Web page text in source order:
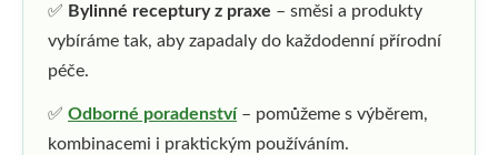
✅ Bylinné receptury z praxe – směsi a produkty
vybíráme tak, aby zapadaly do každodenní přírodní
péče.
✅ Odborné poradenství– pomůžeme s výběrem,
kombinacemi i praktickým používáním.